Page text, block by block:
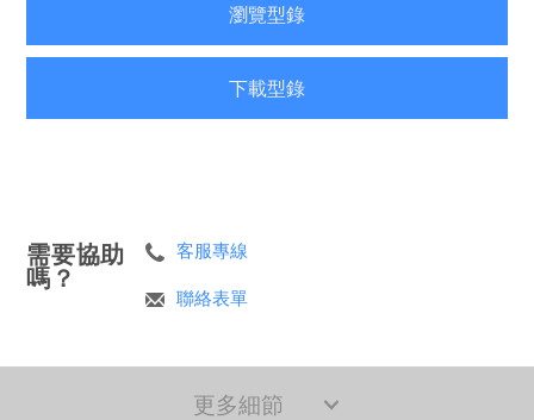
瀏覽型錄
下載型錄
需要協助
嗎？
客服專線
聯絡表單
更多細節